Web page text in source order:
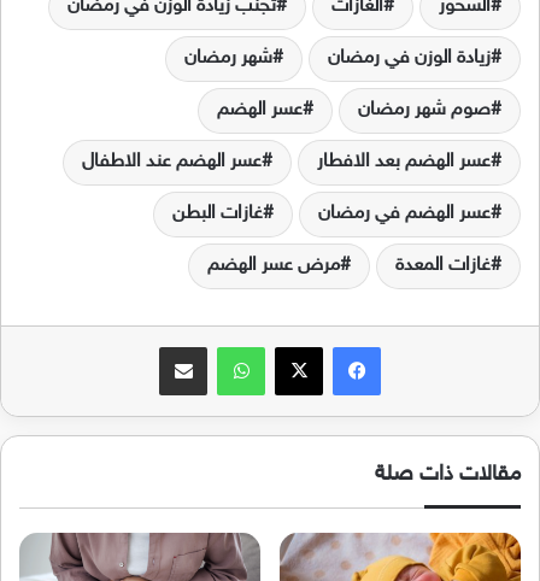
السحور الغازات تجنب زيادة الوزن في رمضان
زيادة الوزن في رمضان شهر رمضان
صوم شهر رمضان عسر الهضم
عسر الهضم بعد الافطار عسر الهضم عند الاطفال
عسر الهضم في رمضان غازات البطن
غازات المعدة مرض عسر الهضم
فيسبوك‫X واتساب مشاركة عبر البريد
مقالات ذات صلة